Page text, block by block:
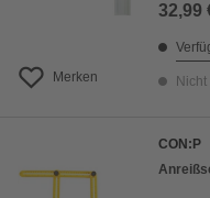
Merken
32,99
CON:P